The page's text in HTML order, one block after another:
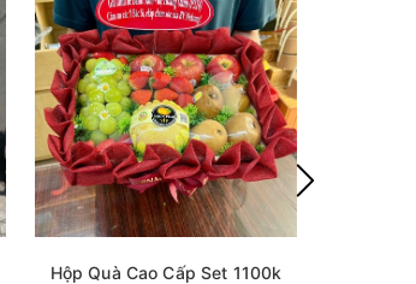
Hộp Quà Cao Cấp Set 1100k